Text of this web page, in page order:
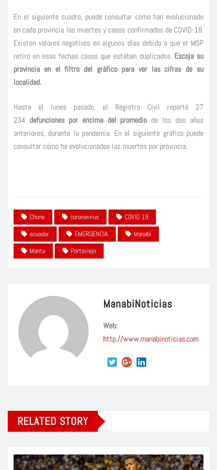
En el siguiente cuadro, puede consultar cómo han evolucionado
en cada provincia las muertes y casos confirmados de COVID-19.
Existen valores negativos en algunos días debido a que el MSP
retiró en esas fechas casos que estaban duplicados. Escoja su
provincia en el filtro del gráfico para ver las cifras de su
localidad.
Hasta el lunes pasado, el Registro Civil reportó 27
234 defunciones por encima del promedio de los dos años
anteriores, durante la pandemia. En el siguiente gráfico puede
consultar cómo ha evolucionados las muertes por provincia.
Chone coronavirus
COVID 19
ecuador
EMERGENCIA
Manabí
Manta
Portoviejo
ManabiNoticias
Web:
http://www.manabinoticias.com
RELATED STORY